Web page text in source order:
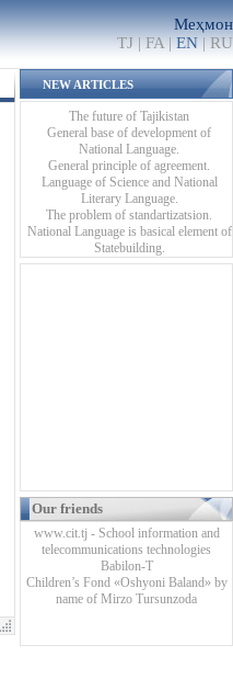
Меҳмон
TJ|FA|EN|RU
NEW ARTICLES
The future of Tajikistan
General base of development of
National Language.
General principle of agreement.
Language of Science and National
Literary Language.
The problem of standartizatsion.
National Language is basical element of
Statebuilding.
Our friends
www.cit.tj - School information and
telecommunications technologies
Babilon-T
Children’s Fond «Oshyoni Baland» by
name of Mirzo Tursunzoda